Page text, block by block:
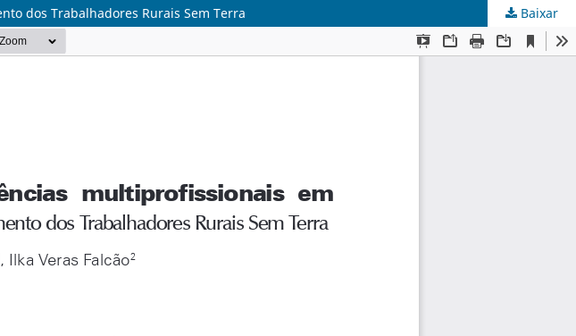
dos Trabalhadores Rurais Sem Terra Baixar